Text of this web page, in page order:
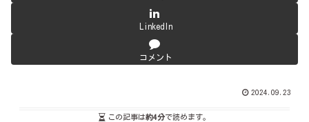
LinkedIn
コメント
2024.09.23
この記事は約4分で読めます。